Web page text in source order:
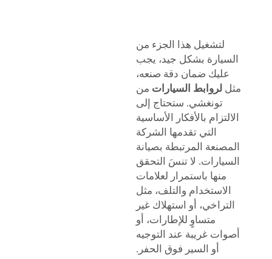
لتشغيل هذا الجزء من
السيارة بشكل جيد، يجب
عليك ضمان دقة صنعه،
مثل لروابط السيارات من
تونغشي. ستحتاج إلى
الالتزام بالأفكار الأساسية
التي تقدمها الشركة
المصنعة المرتبطة بصيانة
السيارات. لا تنسَ التحقق
منها باستمرار لعلامات
الاستخدام والتلف، مثل
التراخي، أو استهلاك غير
متساوٍ للإطارات، أو
أصوات غريبة عند التوجيه
أو السير فوق الحفر.